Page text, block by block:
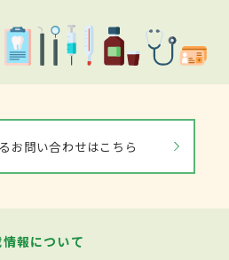
お問い合わせはこちら
報について